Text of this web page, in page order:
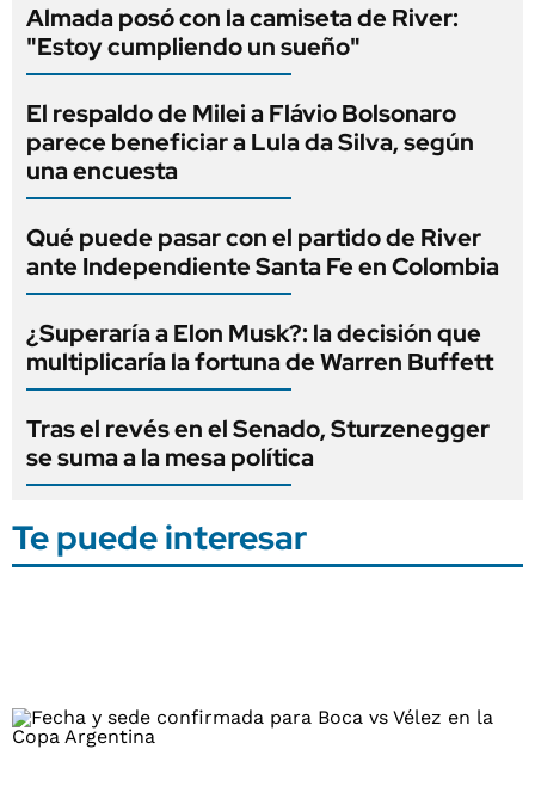
Almada posó con la camiseta de River:
"Estoy cumpliendo un sueño"
El respaldo de Milei a Flávio Bolsonaro
parece beneficiar a Lula da Silva, según
una encuesta
Qué puede pasar con el partido de River
ante Independiente Santa Fe en Colombia
¿Superaría a Elon Musk?: la decisión que
multiplicaría la fortuna de Warren Buffett
Tras el revés en el Senado, Sturzenegger
se suma a la mesa política
Te puede interesar